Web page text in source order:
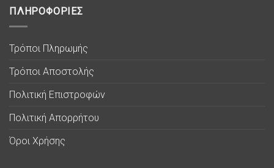
ΠΛΗΡΟΦΟΡΙΕΣ
Τρόποι Πληρωμής
Τρόποι Αποστολής
Πολιτική Επιστροφών
Πολιτική Απορρήτου
Όροι Χρήσης